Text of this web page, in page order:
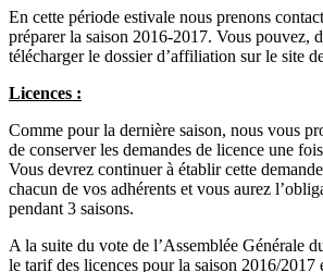
En cette période estivale nous prenons
préparer la saison 2016-2017. Vous pouvez,
télécharger le dossier d’affiliation sur le site
Licences :
Comme pour la dernière saison, nous vous
de conserver les demandes de licence une
Vous devrez continuer à établir cette
chacun de vos adhérents et vous aurez
pendant 3 saisons.
A la suite du vote de l’Assemblée Générale
le tarif des licences pour la saison 2016/2017